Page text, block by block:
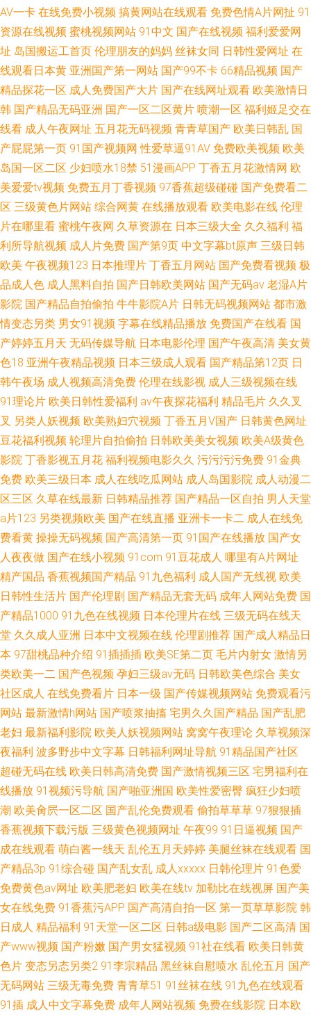
AV一卡 在线免费小视频 搞黄网站在线观看 免费色情A片网扯 91
资源在线视频 蜜桃视频网站 91中文 国产在线视频 福利爱爱网
址 岛国搬运工首页 伦理朋友的妈妈 丝袜女同 日韩性爱网址 在
线观看日本黄 亚洲国产第一网站 国产99不卡 66精品视频 国产
精品探花一区 成人免费国产大片 国产在线网址观看 欧美激情日
韩 国产精品无码亚洲 国产一区二区黄片 喷潮一区 福利姬足交在
线看 成人午夜网址 五月花无码视频 青青草国产 欧美日韩乱 国
产屁屁第一页 91国产视频网 性爱草逼91AV 免费欧美视频 欧美
岛国一区二区 少妇喷水18禁 51漫画APP 丁香五月花激情网 欧
美爱爱tv视频 免费五月丁香视频 97香蕉超级碰碰 国产免费看二
区 三级黄色片网站 综合网黄 在线播放观看 欧美电影在线 伦理
片在哪里看 蜜桃午夜网 久草资源在 日本三级大全 久久福利 福
利所导航视频 成人片免费 国产第9页 中文字幕bt原声 三级日韩
欧美 午夜视频123 日本推理片 丁香五月网站 国产免费看视频 极
品成人色 成人黑料自拍 国产日韩欧美网站 国产无码av 老湿A片
影院 国产精品自拍偷拍 牛牛影院A片 日韩无码视频网站 都市激
情变态另类 男女91视频 字幕在线精品播放 免费国产在线看 国
产婷婷五月天 无码传媒导航 日本电影伦理 国产午夜高清 美女黄
色18 亚洲午夜精品视频 日本三级成人观看 国产精品第12页 日
韩午夜场 成人视频高清免费 伦理在线影视 成人三级视频在线
91理论片 欧美日韩性爱福利 av午夜探花福利 精品毛片 久久叉
叉 另类人妖视频 欧美熟妇穴视频 丁香五月V国产 日韩黄色网址
豆花福利视频 轮理片自拍偷拍 日韩欧美美女视频 欧美A级黄色
影院 丁香影视五月花 福利视频电影久久 污污污污免费 91金典
免费 欧美三级日本 成人在线吃瓜网站 成人岛国影院 成人动漫二
区三区 久草在线最新 日韩精品推荐 国产精品一区自拍 男人天堂
a片123 另类视频欧美 国产在线直播 亚洲卡一卡二 成人在线免
费看黄 操操无码视频 国产高清第一页 91国产在线播放 国产女
人夜夜做 国产在线小视频 91com 91豆花成人 哪里有A片网址
精产国品 香蕉视频国产精品 91九色福利 成人国产无线视 欧美
日韩性生活片 国产伦理剧 国产精品无套无码 成年人网站免费 国
产精品1000 91九色在线视频 日本伦理片在线 三级无码在线天
堂 久久成人亚洲 日本中文视频在线 伦理剧推荐 国产成人精品日
本 97甜桃品种介绍 91插插插 欧美SE第二页 毛片内射女 激情另
类欧美一二 国产色视频 孕妇三级av无码 日韩欧美色综合 美女
社区成人 在线免费看片 日本一级 国产传媒视频网站 免费观看污
网站 最新激情h网站 国产喷浆抽搐 宅男久久国产精品 国产乱肥
老妇 最新福利影院 欧美人妖视频网站 窝窝午夜理论 久草视频深
夜福利 波多野步中文字幕 日韩福利网址导航 91精品国产社区
超碰无码在线 欧美日韩高清免费 国产激情视频三区 宅男福利在
线播放 91视频污导航 国产啪亚洲国 欧美性爱密臀 疯狂少妇喷
潮 欧美肏屄一区二区 国产乱伦免费观看 偷拍草草草 97狠狠插
香蕉视频下载污版 三级黄色视频网址 午夜99 91日逼视频 国产
成在线观看 萌白酱一线天 乱伦五月天婷婷 美腿丝袜在线观看 国
产精品3p 91综合碰 国产乱女乱 成人xxxxx 日韩伦理片 91色爱
免费黄色av网址 欧美肥老妇 欧美在线tv 加勒比在线视屏 国产美
女在线免费 91香蕉污APP 国产高清自拍一区 第一页草草影院 韩
日成人 精品福利 91天堂一区二区 日韩a级电影 国产二区高清 国
产www视频 国产粉嫩 国产男女猛视频 91社在线看 欧美日韩黄
色片 变态另态另类2 91李宗精品 黑丝袜自慰喷水 乱伦五月 国产
无码网站 三级无毒免费 青青草51 91丝袜在线 91九色在线观看
91插 成人中文字幕免费 成年人网站视频 免费在线影院 日本欧